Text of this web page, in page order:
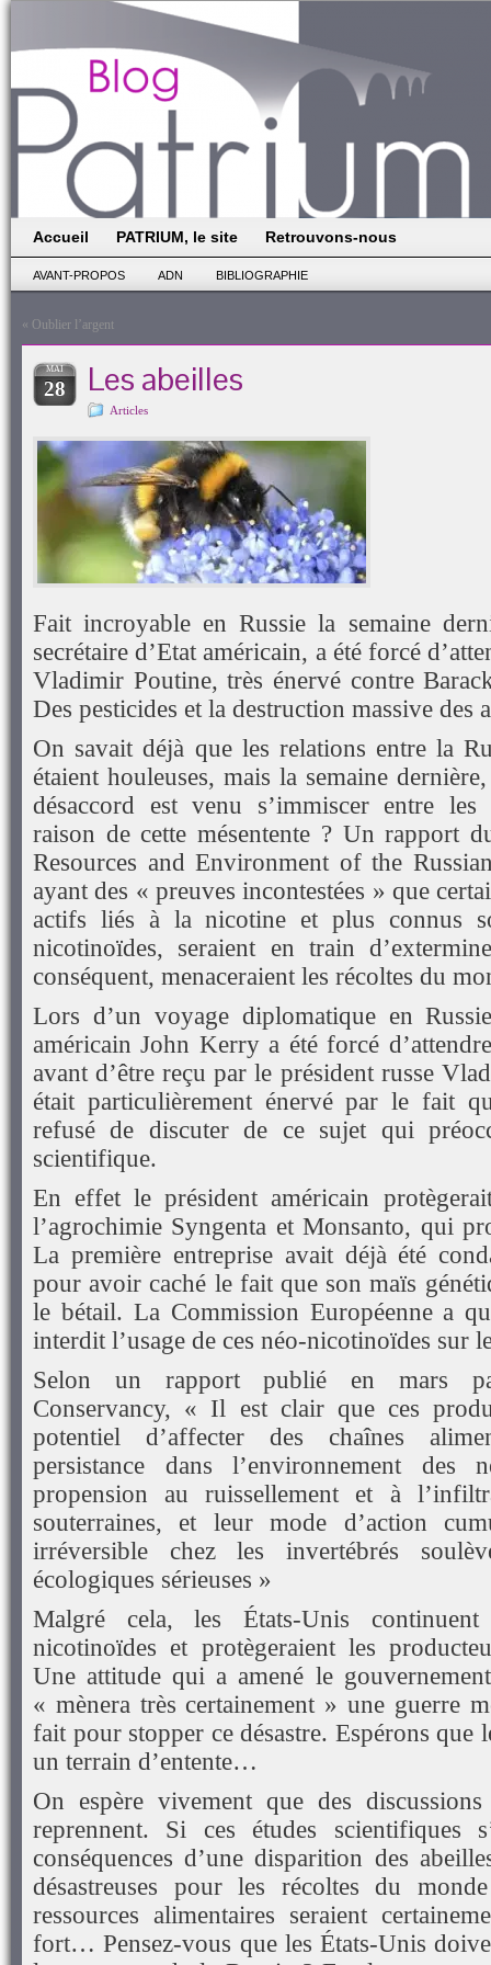
Accueil PATRIUM, le site Retrouvons-nous
AVANT-PROPOS ADN BIBLIOGRAPHIE
« Oublier l’argent
MAI
28 Les abeilles
Articles
Fait incroyable en Russie la semaine
secrétaire d’Etat américain, a été forcé
Vladimir Poutine, très énervé contre
Des pesticides et la destruction massive des
On savait déjà que les relations entre la
étaient houleuses, mais la semaine
désaccord est venu s’immiscer entre les
raison de cette mésentente ? Un rapport
Resources and Environment of the
ayant des « preuves incontestées » que
actifs liés à la nicotine et plus connus
nicotinoïdes, seraient en train
conséquent, menaceraient les récoltes du
Lors d’un voyage diplomatique en
américain John Kerry a été forcé
avant d’être reçu par le président russe
était particulièrement énervé par le fait
refusé de discuter de ce sujet qui
scientifique.
En effet le président américain
l’agrochimie Syngenta et Monsanto, qui
La première entreprise avait déjà été
pour avoir caché le fait que son maïs
le bétail. La Commission Européenne a
interdit l’usage de ces néo-nicotinoïdes sur
Selon un rapport publié en mars
Conservancy, « Il est clair que ces
potentiel d’affecter des chaînes
persistance dans l’environnement des
propension au ruissellement et à
souterraines, et leur mode d’action
irréversible chez les invertébrés
écologiques sérieuses »
Malgré cela, les États-Unis
nicotinoïdes et protègeraient les
Une attitude qui a amené le
« mènera très certainement » une guerre
fait pour stopper ce désastre. Espérons que
un terrain d’entente…
On espère vivement que des
reprennent. Si ces études scientifiques
conséquences d’une disparition des
désastreuses pour les récoltes du
ressources alimentaires seraient
fort… Pensez-vous que les États-Unis